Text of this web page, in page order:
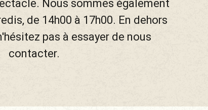
Nous sommes également
de 14h00 à 17h00. En dehors
pas à essayer de nous
contacter.